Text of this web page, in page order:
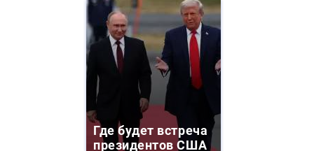
Где будет встреча
президентов США